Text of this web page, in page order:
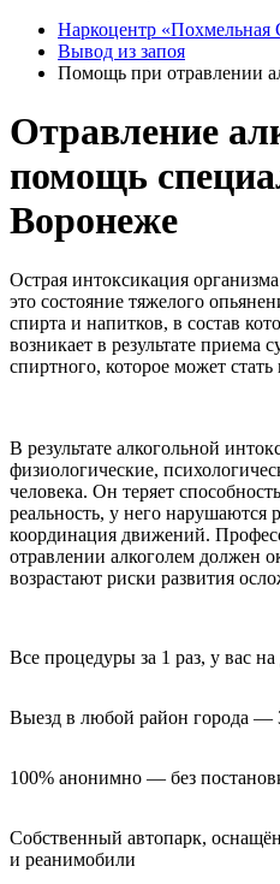
Наркоцентр
Вывод из запоя
Помощь при отравлении
Отравление
помощь
Воронеже
Острая интоксикация
это состояние тяжелого
спирта и напитков, в состав
возникает в результате приема
спиртного, которое может
В результате алкогольной
физиологические,
человека. Он теряет
реальность, у него нарушаются
координация движений.
отравлении алкоголем должен
возрастают риски развития
Все процедуры за 1 раз, у вас
Выезд в любой район города —
100% анонимно — без
Собственный автопарк,
и реанимобили